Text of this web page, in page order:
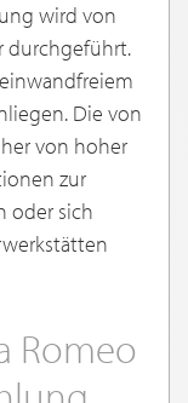
wird von
durchgeführt.
Die von
von hoher
zur
oder sich
Romeo